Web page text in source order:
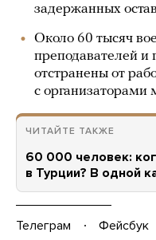
задержанных
Около 60 тысяч
преподавателей
отстранены от
с организаторами
ЧИТАЙТЕ ТАКЖЕ
60 000 человек:
в Турции? В одной
Телеграм Фейсбук